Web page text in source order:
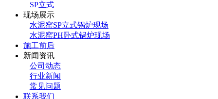
SP立式
现场展示
水泥窑SP立式锅炉现场
水泥窑PH卧式锅炉现场
施工前后
新闻资讯
公司动态
行业新闻
常见问题
联系我们